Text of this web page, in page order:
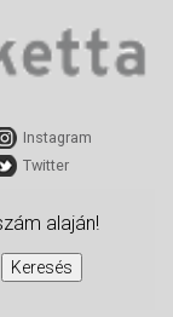
Instagram
Twitter
alaján!